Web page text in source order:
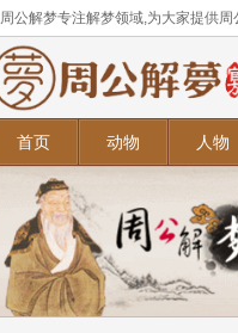
周公解梦专注解梦领域,为大家提供
首页 动物 人物